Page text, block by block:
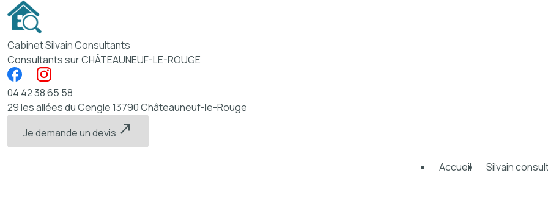
Cabinet Silvain Consultants
Consultants sur CHÂTEAUNEUF-LE-ROUGE
04 42 38 65 58
29 les allées du Cengle13790 Châteauneuf-le-Rouge
Je demande un devis north_east
Accueil Silvain
Panneau de gestion des cookies